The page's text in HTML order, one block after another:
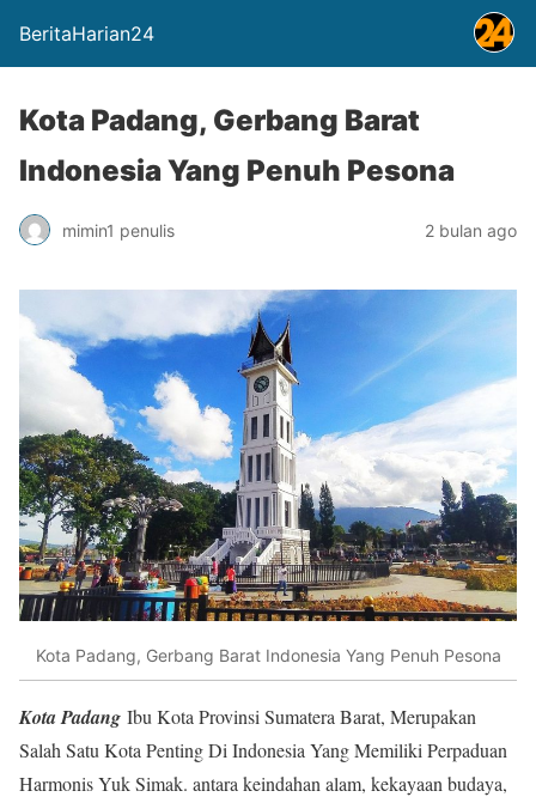
BeritaHarian24
Kota Padang, Gerbang Barat
Indonesia Yang Penuh Pesona
mimin1 penulis 2 bulan ago
Kota Padang, Gerbang Barat Indonesia Yang Penuh Pesona
Kota Padang Ibu Kota Provinsi Sumatera Barat, Merupakan
Salah Satu Kota Penting Di Indonesia Yang Memiliki Perpaduan
Harmonis Yuk Simak. antara keindahan alam, kekayaan budaya,